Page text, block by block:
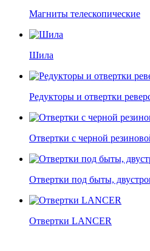
Магниты телескопические
Шила
Редукторы и отвертки
Отвертки c черной
Отвертки под быты,
Отвертки LANCER